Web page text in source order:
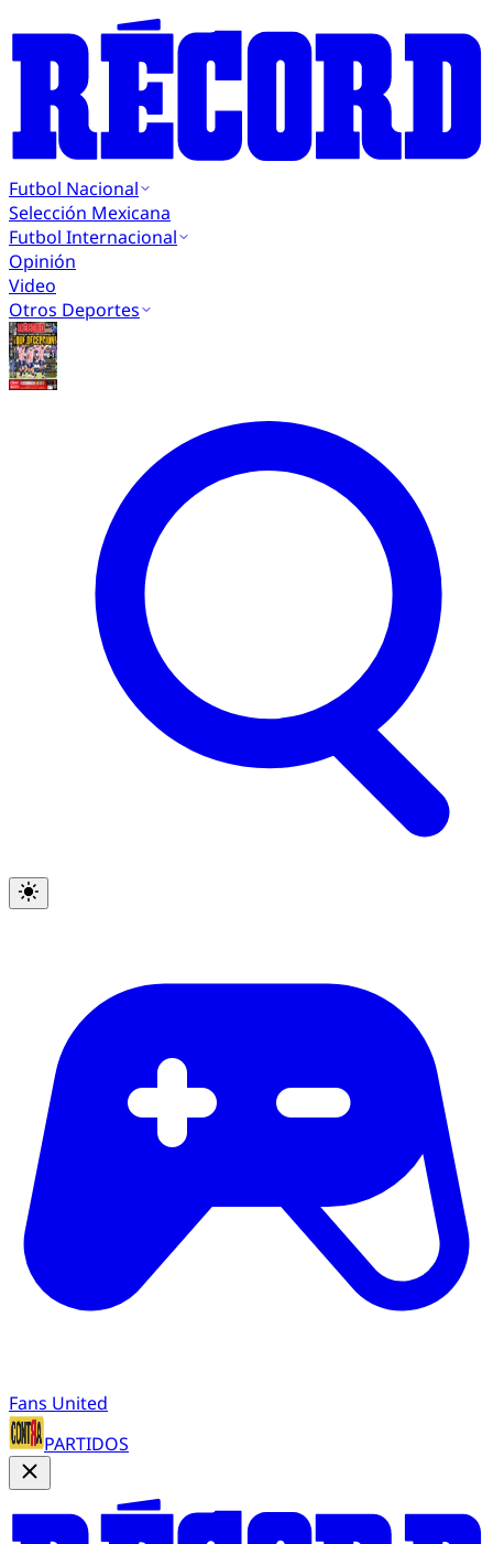
Futbol Nacional
Selección Mexicana
Futbol Internacional
Opinión
Video
Otros Deportes
Fans United
PARTIDOS